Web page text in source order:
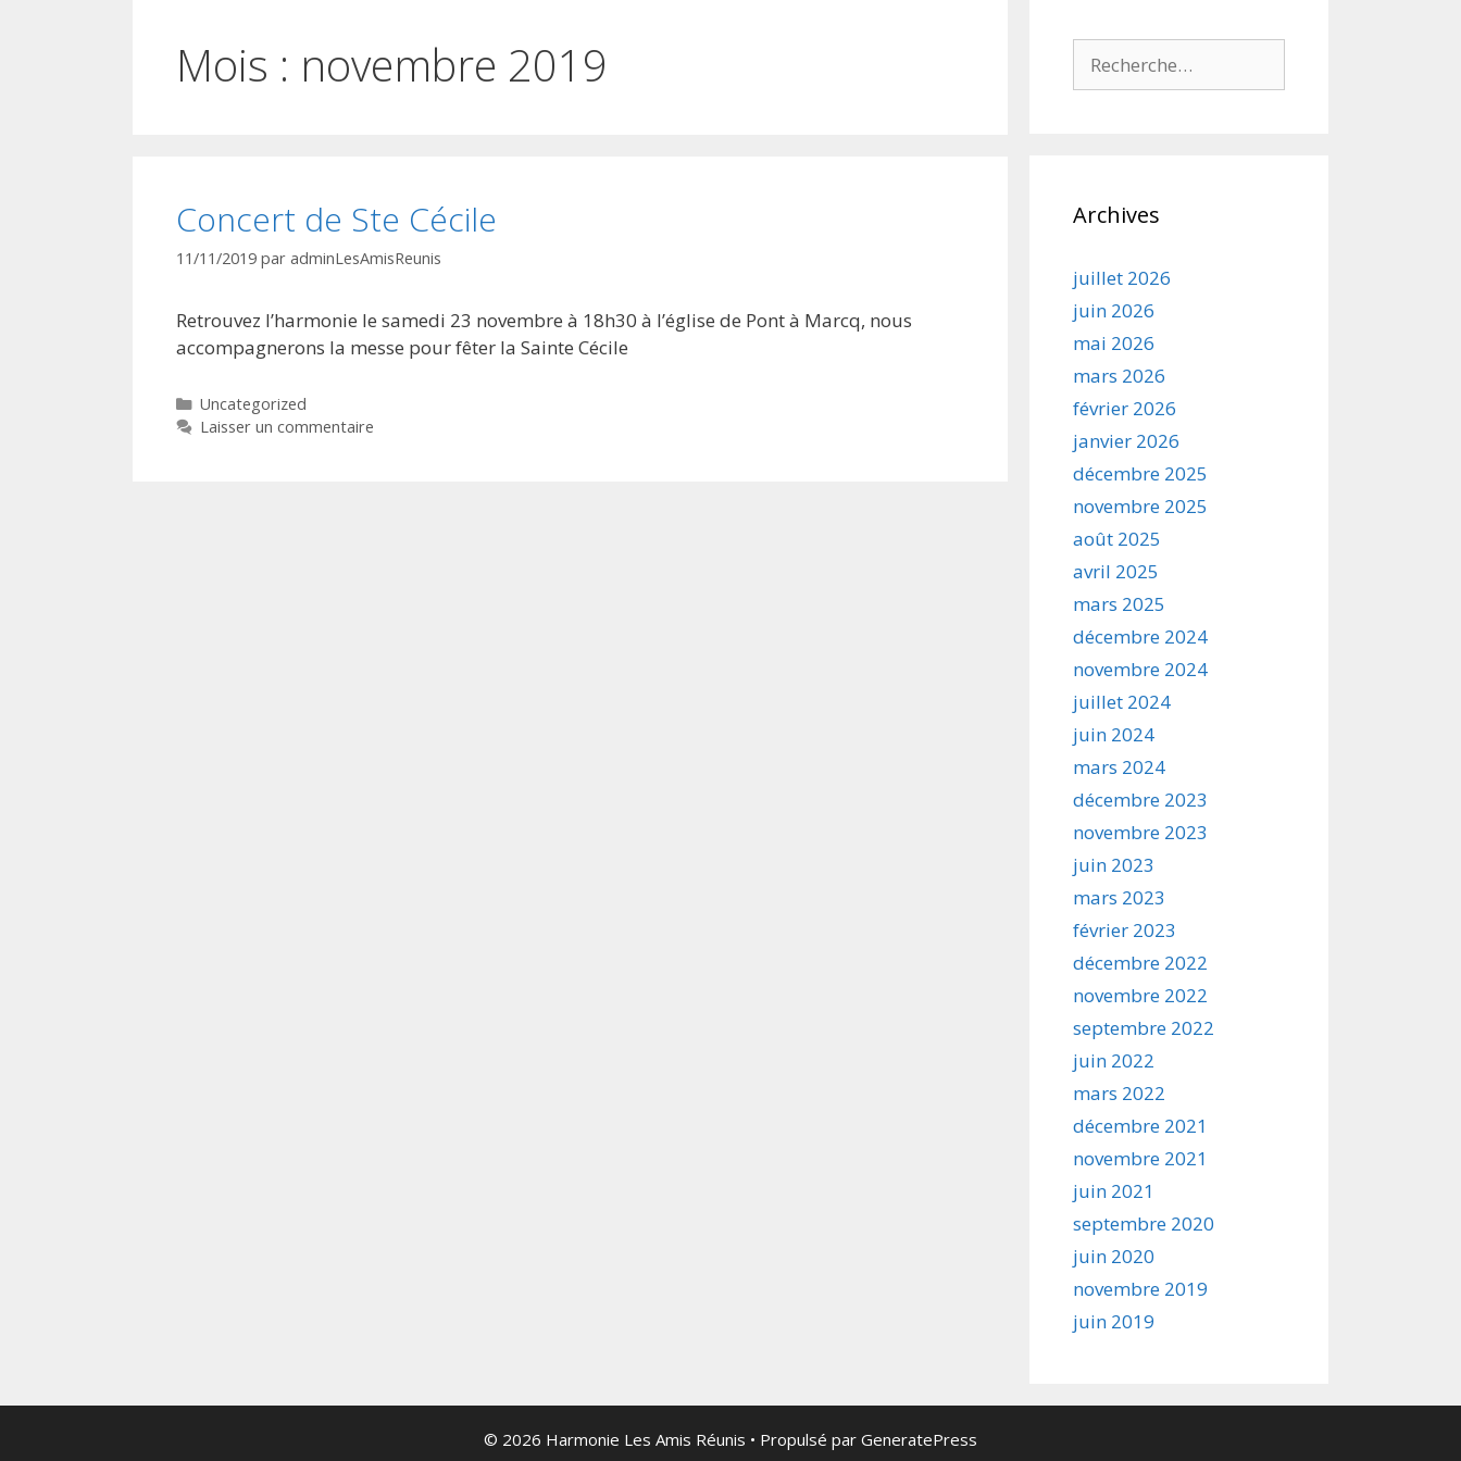
Mois : novembre 2019
Concert de Ste Cécile
11/11/2019 par adminLesAmisReunis
Retrouvez l’harmonie le samedi 23 novembre à 18h30 à l’église de Pont à Marcq, nous
accompagnerons la messe pour fêter la Sainte Cécile
Catégories
Uncategorized
Laisser un commentaire
Archives
juillet 2026
juin 2026
mai 2026
mars 2026
février 2026
janvier 2026
décembre 2025
novembre 2025
août 2025
avril 2025
mars 2025
décembre 2024
novembre 2024
juillet 2024
juin 2024
mars 2024
décembre 2023
novembre 2023
juin 2023
mars 2023
février 2023
décembre 2022
novembre 2022
septembre 2022
juin 2022
mars 2022
décembre 2021
novembre 2021
juin 2021
septembre 2020
juin 2020
novembre 2019
juin 2019
© 2026 Harmonie Les Amis Réunis • Propulsé par GeneratePress